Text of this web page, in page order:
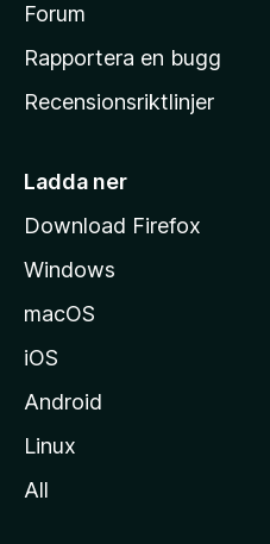
s
h
m
i
a
Forum
Rapportera en bugg
Recensionsriktlinjer
Ladda ner
Download Firefox
Windows
macOS
iOS
Android
Linux
All